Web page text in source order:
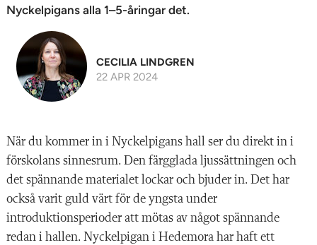
Nyckelpigans alla 1–5-åringar det.
CECILIA LINDGREN
22 APR 2024
När du kommer in i Nyckelpigans hall ser du direkt in i
förskolans sinnesrum. Den färgglada ljussättningen och
det spännande materialet lockar och bjuder in. Det har
också varit guld värt för de yngsta under
introduktionsperioder att mötas av något spännande
redan i hallen. Nyckelpigan i Hedemora har haft ett